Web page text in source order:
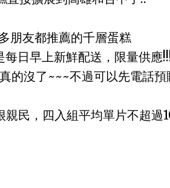
朋友都推薦的千層蛋糕
每日早上新鮮配送，限量供應
的沒了~~~不過可以先電話預
親民，四入組平均單片不超過